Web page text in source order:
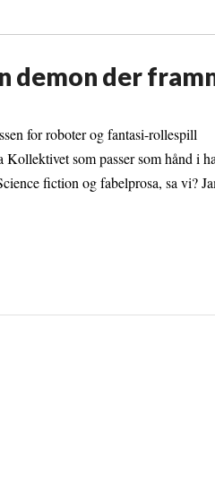
demon der
for roboter og fantasi-rollespill
som passer som hånd i
fiction og fabelprosa, sa vi?